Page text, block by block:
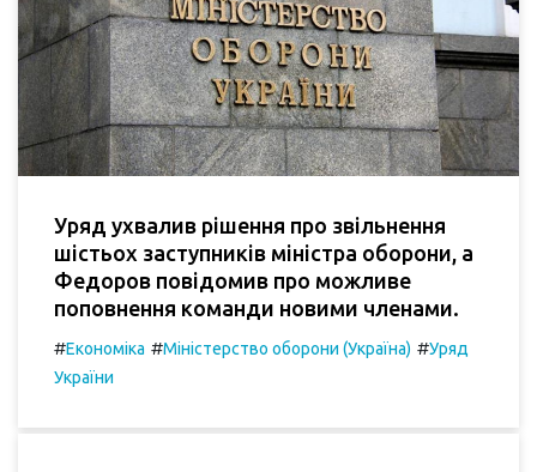
Уряд ухвалив рішення про звільнення
шістьох заступників міністра оборони, а
Федоров повідомив про можливе
поповнення команди новими членами.
#Економіка #Міністерство оборони (Україна) #Уряд
України